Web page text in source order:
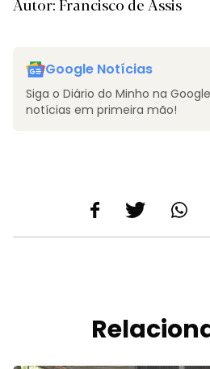
Google Notícias
Siga o Diário do Minho na
notícias em primeira mão!